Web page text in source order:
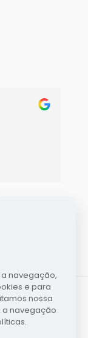
0001-84
navegação,
e para
nossa
a navegação